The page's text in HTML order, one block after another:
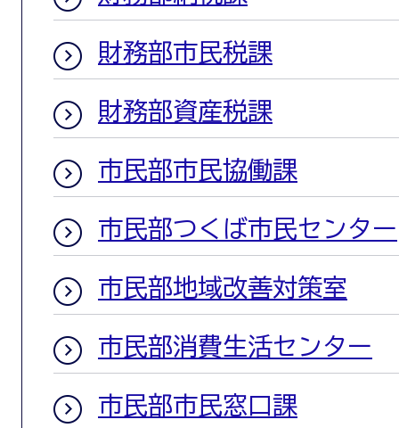
財務部市民税課
財務部資産税課
市民部市民協働課
市民部つくば市民センター
市民部地域改善対策室
市民部消費生活センター
市民部市民窓口課